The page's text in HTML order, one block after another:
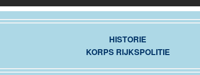
HISTORIE
KORPS RIJKSPOLITIE